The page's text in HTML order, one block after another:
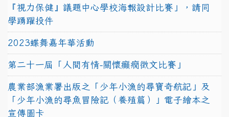
『視力保健』議題中心學校海報設計比賽」，請同
學踴躍投件
2023蝶舞嘉年華活動
第二十一屆「人間有情-關懷癲癇徵文比賽」
農業部漁業署出版之「少年小漁的尋寶奇航記」及
「少年小漁的尋魚冒險記（養殖篇）」電子繪本之
宣傳圖卡